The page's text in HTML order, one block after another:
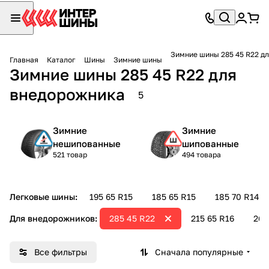
Главная Каталог Шины Зимние шины
Зимние шины 285 45 R22
Зимние шины 285 45 R22 для
внедорожника
5
Зимние
нешипованные
521 товар
Зимние
шипованные
494 товара
Легковые шины: 195 65 R15 185 65 R15 185 70 R14
Для внедорожников: 215 65 R16
285 45 R22
Все фильтры Сначала популярные